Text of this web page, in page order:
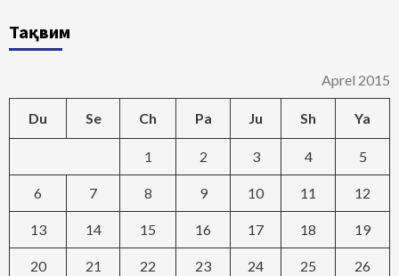
Тақвим
Aprel 2015
Du Se Ch Pa Ju Sh Ya
1 2 3 4 5
6 7 8 9 10 11 12
13 14 15 16 17 18 19
20 21 22 23 24 25 26